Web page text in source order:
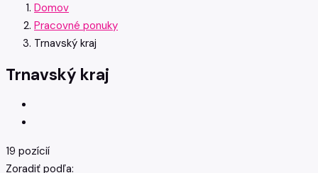
Domov
Pracovné ponuky
Trnavský kraj
Trnavský kraj
19 pozícií
Zoradiť podľa: